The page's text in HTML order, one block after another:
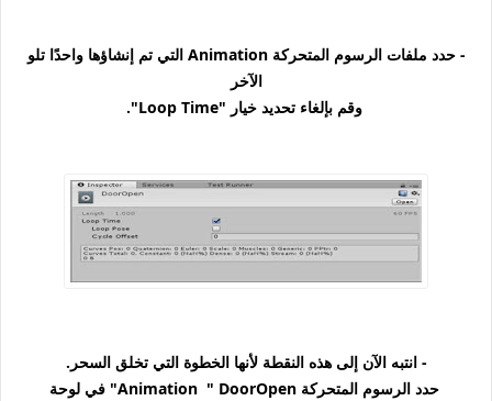
- حدد ملفات الرسوم المتحركة Animation التي تم إنشاؤها واحدًا تلو
الآخر
وقم بإلغاء تحديد خيار "Loop Time".
- انتبه الآن إلى هذه النقطة لأنها الخطوة التي تخلق السحر.
حدد الرسوم المتحركة Animation " DoorOpen" في لوحة